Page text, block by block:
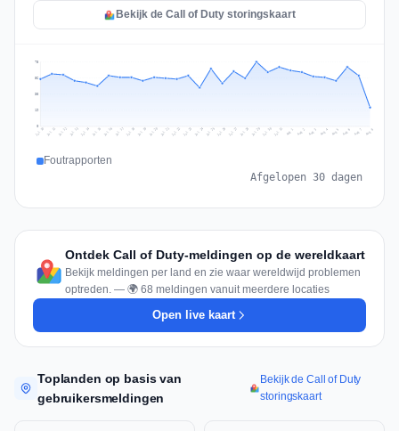
Bekijk de Call of Duty storingskaart
19
38
56
75
Jul 10 Jul 11 Jul 12 Jul 13 Jul 14 Jul 15 Jul 16 Jul 17 Jul 18 Jul 19 Jul 20 Jul 21 Jul 22 Jul 23 Jul 24 Jul 25 Jul 26 Jul 27 Jul 28 Jul 29 Jul 30 Jul 31 Aug 1 Aug 2 Aug 3 Aug 4 Aug 5 Aug 6 Aug 7 Aug 8
Foutrapporten
Afgelopen 30 dagen
Ontdek Call of Duty-meldingen op de wereldkaart
Bekijk meldingen per land en zie waar wereldwijd problemen
optreden. — 🌍 68 meldingen vanuit meerdere locaties
Open live kaart
Toplanden op basis van
gebruikersmeldingen
Bekijk de Call of Duty
storingskaart